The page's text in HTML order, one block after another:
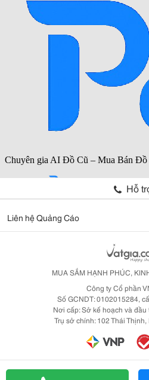
Hỗ
Liên hệ Quảng Cáo
MUA SẮM HẠNH PHÚC,
Công ty Cổ phần
Số GCNDT: 0102015284,
Nơi cấp: Sở kế hoạch và
Trụ sở chính: 102 Thái Thịnh,